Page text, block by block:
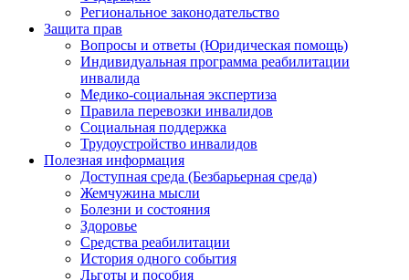
Региональное законодательство
Защита прав
Вопросы и ответы (Юридическая помощь)
Индивидуальная программа реабилитации
инвалида
Медико-социальная экспертиза
Правила перевозки инвалидов
Социальная поддержка
Трудоустройство инвалидов
Полезная информация
Доступная среда (Безбарьерная среда)
Жемчужина мысли
Болезни и состояния
Здоровье
Средства реабилитации
История одного события
Льготы и пособия